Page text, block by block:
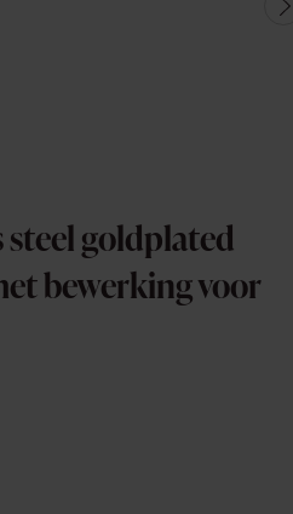
steel goldplated
bewerking voor